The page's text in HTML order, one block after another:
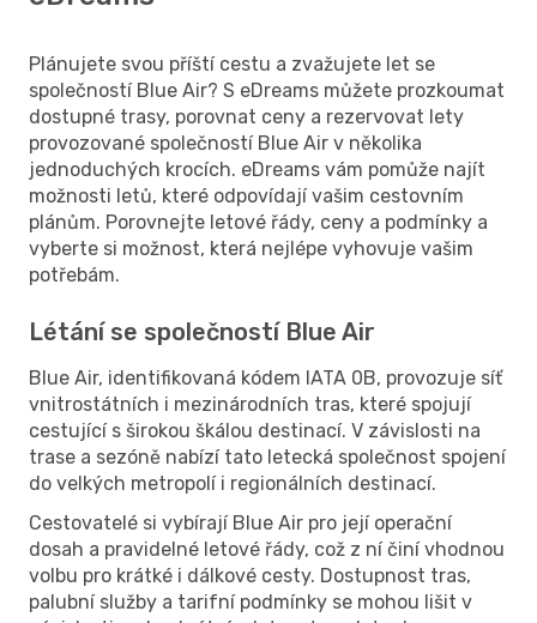
Plánujete svou příští cestu a zvažujete let se
společností Blue Air? S eDreams můžete prozkoumat
dostupné trasy, porovnat ceny a rezervovat lety
provozované společností Blue Air v několika
jednoduchých krocích. eDreams vám pomůže najít
možnosti letů, které odpovídají vašim cestovním
plánům. Porovnejte letové řády, ceny a podmínky a
vyberte si možnost, která nejlépe vyhovuje vašim
potřebám.
Létání se společností Blue Air
Blue Air, identifikovaná kódem IATA 0B, provozuje síť
vnitrostátních i mezinárodních tras, které spojují
cestující s širokou škálou destinací. V závislosti na
trase a sezóně nabízí tato letecká společnost spojení
do velkých metropolí i regionálních destinací.
Cestovatelé si vybírají Blue Air pro její operační
dosah a pravidelné letové řády, což z ní činí vhodnou
volbu pro krátké i dálkové cesty. Dostupnost tras,
palubní služby a tarifní podmínky se mohou lišit v